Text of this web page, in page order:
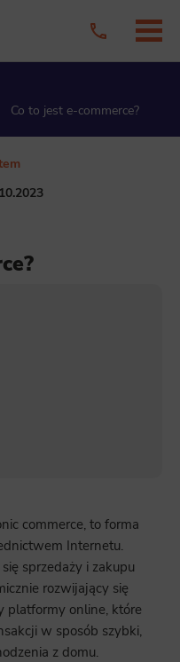
Co to jest e-commerce?
commerce, to forma
Internetu.
sprzedaży i zakupu
rozwijający się
platformy online, które
w sposób szybki,
z domu.